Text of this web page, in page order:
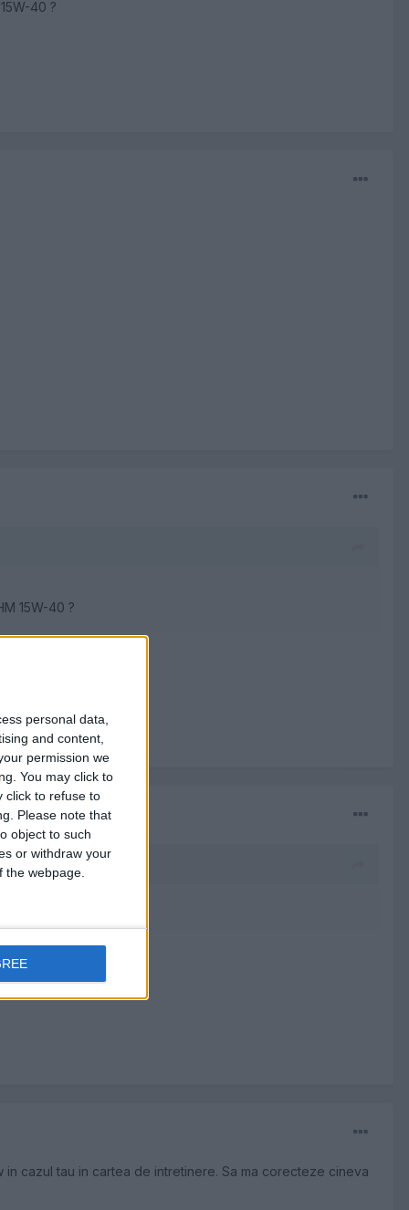
personal data,
and content,
permission we
You may click to
click to refuse to
Please note that
object to such
or withdraw your
webpage.
40 ?
15W-40 ?
cazul tau in cartea de intretinere. Sa ma corecteze cineva